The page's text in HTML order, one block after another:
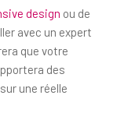
design ou de
avec un expert
que votre
des
une réelle